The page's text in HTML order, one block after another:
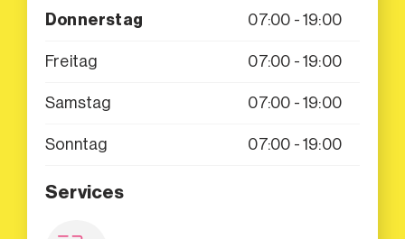
Donnerstag 07:00 - 19:00
Freitag 07:00 - 19:00
Samstag 07:00 - 19:00
Sonntag 07:00 - 19:00
Services